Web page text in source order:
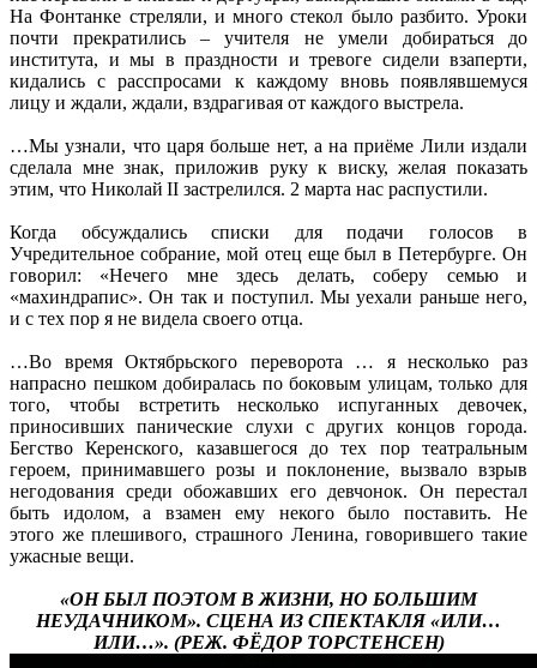
На Фонтанке стреляли, и много стекол было разбито. Уроки
почти прекратились – учителя не умели добираться до
института, и мы в праздности и тревоге сидели взаперти,
кидались с расспросами к каждому вновь появлявшемуся
лицу и ждали, ждали, вздрагивая от каждого выстрела.
…Мы узнали, что царя больше нет, а на приёме Лили издали
сделала мне знак, приложив руку к виску, желая показать
этим, что Николай II застрелился. 2 марта нас распустили.
Когда обсуждались списки для подачи голосов в
Учредительное собрание, мой отец еще был в Петербурге. Он
говорил: «Нечего мне здесь делать, соберу семью и
«махиндрапис». Он так и поступил. Мы уехали раньше него,
и с тех пор я не видела своего отца.
…Во время Октябрьского переворота … я несколько раз
напрасно пешком добиралась по боковым улицам, только для
того, чтобы встретить несколько испуганных девочек,
приносивших панические слухи с других концов города.
Бегство Керенского, казавшегося до тех пор театральным
героем, принимавшего розы и поклонение, вызвало взрыв
негодования среди обожавших его девчонок. Он перестал
быть идолом, а взамен ему некого было поставить. Не
этого же плешивого, страшного Ленина, говорившего такие
ужасные вещи.
«ОН БЫЛ ПОЭТОМ В ЖИЗНИ, НО БОЛЬШИМ
НЕУДАЧНИКОМ». СЦЕНА ИЗ СПЕКТАКЛЯ «ИЛИ…
ИЛИ…». (РЕЖ. ФЁДОР ТОРСТЕНСЕН)